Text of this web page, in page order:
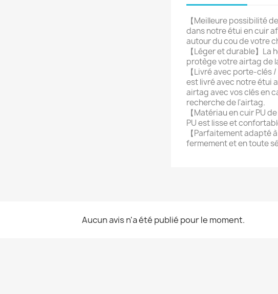
【Meilleure possibilité
dans notre étui en cuir
autour du cou de votre
【Léger et durable】
protège votre airtag de
【Livré avec porte-
est livré avec notre étui
airtag avec vos clés en
recherche de l'airtag.
【Matériau en cuir PU
PU est lisse et
【Parfaitement adapté
fermement et en toute
Aucun avis n'a été publié pour le moment.